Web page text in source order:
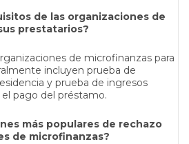
de las organizaciones de
prestatarios?
de microfinanzas para
incluyen prueba de
y prueba de ingresos
pago del préstamo.
más populares de rechazo
de microfinanzas?